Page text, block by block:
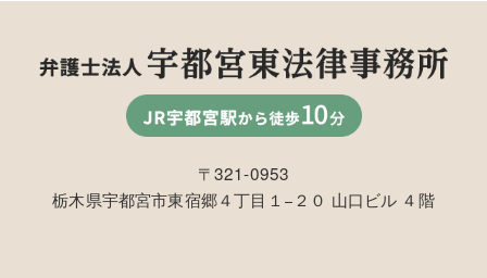
〒321-0953
栃木県宇都宮市東宿郷４丁目１−２０ 山口ビル ４階